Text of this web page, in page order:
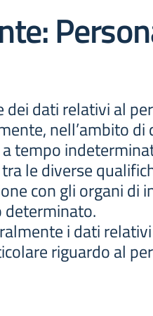
dei dati relativi al
nell’ambito
tempo
le diverse
con gli organi di
determinato.
i dati
riguardo al